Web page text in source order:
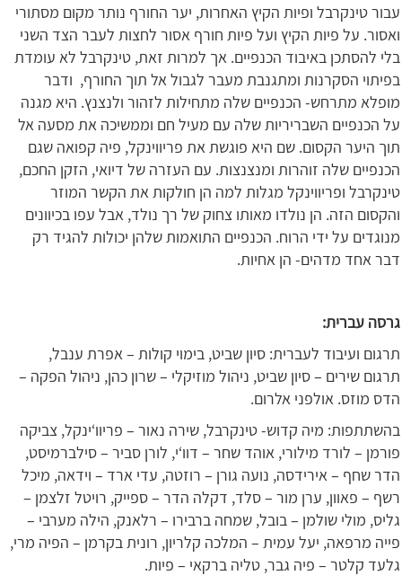
עבור טינקרבל ופיות הקיץ האחרות, יער החורף נותר מקום מסתורי
ואסור. על פיות הקיץ ועל פיות חורף אסור לחצות לעבר הצד השני
בלי להסתכן באיבוד הכנפיים. אך למרות זאת, טינקרבל לא עומדת
בפיתוי הסקרנות ומתגנבת מעבר לגבול אל תוך החורף, ודבר
מופלא מתרחש- הכנפיים שלה מתחילות לזהור ולנצנץ. היא מגנה
על הכנפיים השבריריות שלה עם מעיל חם וממשיכה את מסעה אל
תוך היער הקסום. שם היא פוגשת את פריווינקל, פיה קפואה שגם
הכנפיים שלה זוהרות ומנצנצות. עם העזרה של דיואי, הזקן החכם,
טינקרבל ופריווינקל מגלות למה הן חולקות את הקשר המוזר
והקסום הזה. הן נולדו מאותו צחוק של רך נולד, אבל עפו בכיוונים
מנוגדים על ידי הרוח. הכנפיים התואמות שלהן יכולות להגיד רק
דבר אחד מדהים- הן אחיות.
גרסה עברית:
תרגום ועיבוד לעברית: סיון שביט, בימוי קולות – אפרת ענבל,
תרגום שירים – סיון שביט, ניהול מוזיקלי – שרון כהן, ניהול הפקה –
הדס מוזס. אולפני אלרום.
בהשתתפות: מיה קדוש- טינקרבל, שירה נאור – פריוו‘ינקל, צביקה
פורמן – לורד מילורי, אוהד שחר – דוו‘י, לורן סביר – סילברמיסט,
הדר שחף – אירידסה, נועה גורן – רוזטה, עדי ארד – וידאה, מיכל
רשף – פאוון, ערן מור – סלד, דקלה הדר – ספייק, רויטל זלצמן –
גליס, מולי שולמן – בובל, שמחה ברבירו – רלאנק, הילה מערבי –
פייה מרפאה, יעל עמית – המלכה קלריון, רונית בקרמן – הפיה מרי,
גלעד קלטר – פיה גבר, טליה ברקאי – פיות.